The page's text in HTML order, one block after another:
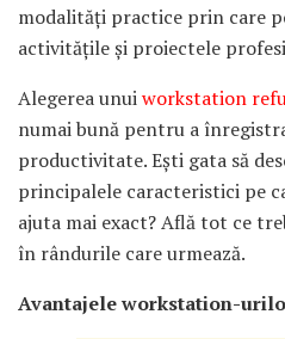
modalități practice prin care
activitățile și proiectele
Alegerea unuiworkstation
numai bună pentru a
productivitate. Ești gata să
principalele caracteristici pe
ajuta mai exact? Află tot ce
în rândurile care urmează.
Avantajele workstation-